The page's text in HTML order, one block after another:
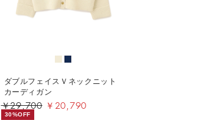
ダブルフェイスＶネックニット
カーディガン
￥29,700 ￥20,790
30%OFF